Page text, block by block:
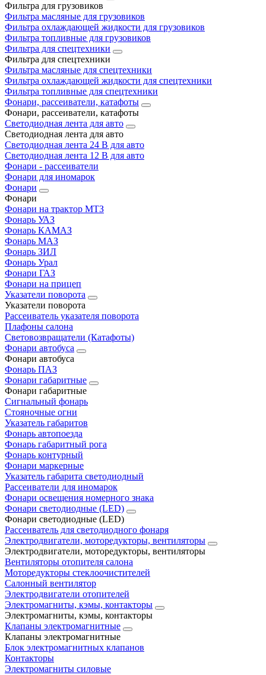
Фильтра для грузовиков
Фильтра масляные для грузовиков
Фильтра охлаждающей жидкости для грузовиков
Фильтра топливные для грузовиков
Фильтра для спецтехники
Фильтра для спецтехники
Фильтра масляные для спецтехники
Фильтра охлаждающей жидкости для спецтехники
Фильтра топливные для спецтехники
Фонари, рассеиватели, катафоты
Фонари, рассеиватели, катафоты
Светодиодная лента для авто
Светодиодная лента для авто
Светодиодная лента 24 В для авто
Светодиодная лента 12 В для авто
Фонари - рассеиватели
Фонари для иномарок
Фонари
Фонари
Фонари на трактор МТЗ
Фонарь УАЗ
Фонарь КАМАЗ
Фонарь МАЗ
Фонарь ЗИЛ
Фонарь Урал
Фонари ГАЗ
Фонари на прицеп
Указатели поворота
Указатели поворота
Рассеиватель указателя поворота
Плафоны салона
Световозвращатели (Катафоты)
Фонари автобуса
Фонари автобуса
Фонарь ПАЗ
Фонари габаритные
Фонари габаритные
Сигнальный фонарь
Стояночные огни
Указатель габаритов
Фонарь автопоезда
Фонарь габаритный рога
Фонарь контурный
Фонари маркерные
Указатель габарита светодиодный
Рассеиватели для иномарок
Фонари освещения номерного знака
Фонари светодиодные (LED)
Фонари светодиодные (LED)
Рассеиватель для светодиодного фонаря
Электродвигатели, моторедукторы, вентиляторы
Электродвигатели, моторедукторы, вентиляторы
Вентиляторы отопителя салона
Моторедукторы стеклоочистителей
Салонный вентилятор
Электродвигатели отопителей
Электромагниты, кэмы, контакторы
Электромагниты, кэмы, контакторы
Клапаны электромагнитные
Клапаны электромагнитные
Блок электромагнитных клапанов
Контакторы
Электромагниты силовые